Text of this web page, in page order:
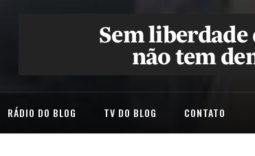
RÁDIO DO BLOG TV DO BLOG CONTATO